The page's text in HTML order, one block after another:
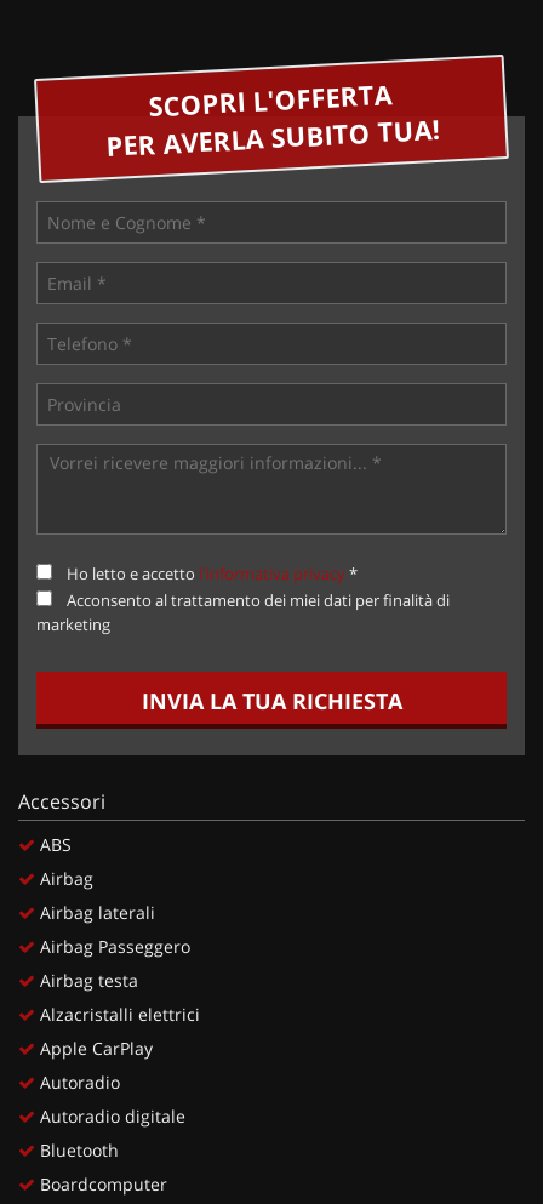
SCOPRI L'OFFERTA
PER AVERLA SUBITO TUA!
Ho letto e accetto l'informativa privacy*
Acconsento al trattamento dei miei dati per finalità di
marketing
INVIA LA TUA RICHIESTA
Accessori
ABS
Airbag
Airbag laterali
Airbag Passeggero
Airbag testa
Alzacristalli elettrici
Apple CarPlay
Autoradio
Autoradio digitale
Bluetooth
Boardcomputer